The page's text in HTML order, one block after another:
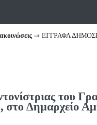
⇒ ΕΓΓΡΑΦΑ ΔΗΜΟΣΙΑ
του
Δημαρχείο